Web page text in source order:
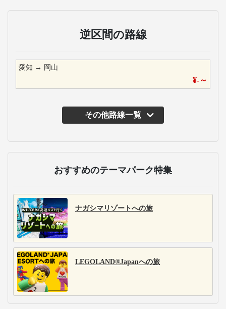
逆区間の路線
愛知 → 岡山
¥-～
その他路線一覧
おすすめのテーマパーク特集
ナガシマリゾートへの旅
LEGOLAND®Japanへの旅